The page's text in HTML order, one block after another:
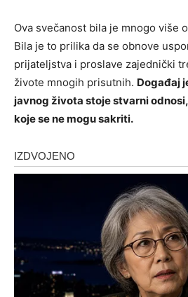
Ova svečanost bila je mnogo više
Bila je to prilika da se obnove
prijateljstva i proslave zajednički
živote mnogih prisutnih. Događaj
javnog života stoje stvarni
koje se ne mogu sakriti.